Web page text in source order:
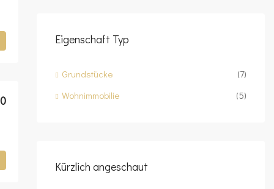
Eigenschaft Typ
Grundstücke
(7)
Wohnimmobilie
(5)
Kürzlich angeschaut